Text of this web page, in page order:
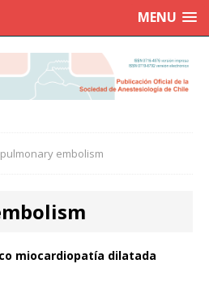
MENU
pulmonary embolism
miocardiopatía dilatada